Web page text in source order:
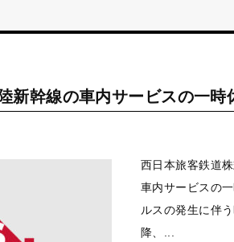
新幹線の車内サービスの一時
西日本旅客鉄道
車内サービスの
ルスの発生に伴
降、...